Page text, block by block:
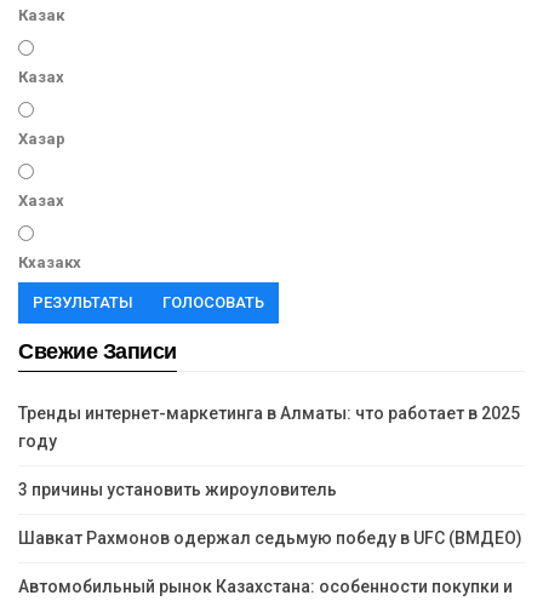
Казак
Казах
Хазар
Хазах
Кхазакх
РЕЗУЛЬТАТЫ ГОЛОСОВАТЬ
Свежие Записи
Тренды интернет-маркетинга в Алматы: что работает в 2025
году
3 причины установить жироуловитель
Шавкат Рахмонов одержал седьмую победу в UFC (ВМДЕО)
Автомобильный рынок Казахстана: особенности покупки и